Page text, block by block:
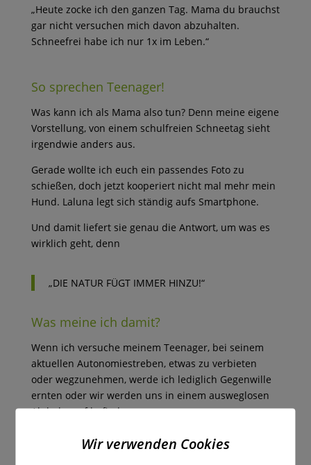
„Heute zocke ich den ganzen Tag. Mama du brauchst
gar nicht versuchen mich davon abzuhalten.
Schneefrei habe ich nur 1x im Leben.“
So sprechen Teenager!
Was kann ich als Mama also tun? Denn meine eigene
Vorstellung, von einem schulfreien Schneetag sieht
irgendwie anders aus.
Gerade wollte ich euch ein passendes Foto zu
schießen, doch jetzt kooperiert nicht mal mehr mein
Hund. Laluna legt sich ständig aufs Smartphone.
Und damit liefert sie genau die Antwort, um was es
wirklich geht, denn
„DIE NATUR FÜGT IMMER HINZU!“
Was meine ich damit?
Wenn ich versuche meinem Teenager, bei seinem
aktuellen Autonomiestreben, etwas zu verbieten
oder wegzunehmen, werde ich lediglich Gegenwille
ernten oder wir werden uns in einem ausweglosen
Alphakampf befinden.
Wenn ich stattdessen etwas hinzufüge, dass ihm
noch mehr Spaß macht, wenn ich es schaffe, ihn für
Wir verwenden Cookies